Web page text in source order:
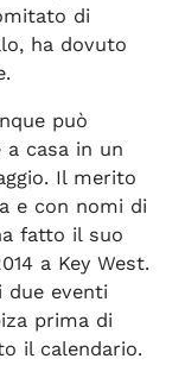
di
ha dovuto
può
casa in un
Il merito
e con nomi di
fatto il suo
a Key West.
due eventi
prima di
il calendario.